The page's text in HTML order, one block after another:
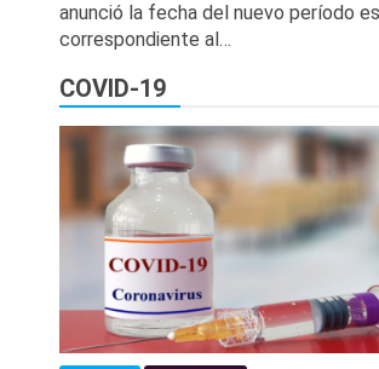
anunció la fecha del nuevo período
correspondiente al…
COVID-19